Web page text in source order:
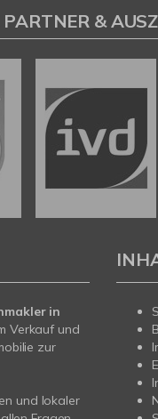
PARTNER &
in
Verkauf und
zur
und lokaler